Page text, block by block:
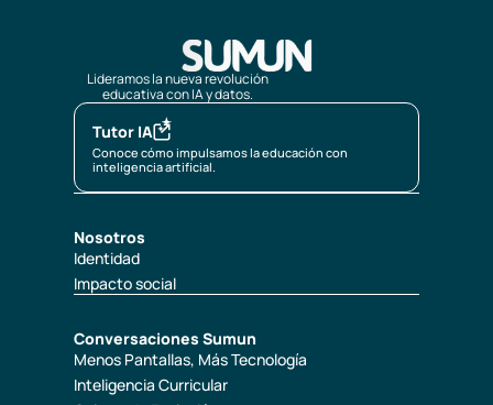
Lideramos la nueva revolución
educativa con IA y datos.
Nosotros
Identidad
Impacto social
Conversaciones Sumun
Menos Pantallas, Más Tecnología
Inteligencia Curricular
Tutor IA
Conoce cómo impulsamos la educación con
inteligencia artificial.